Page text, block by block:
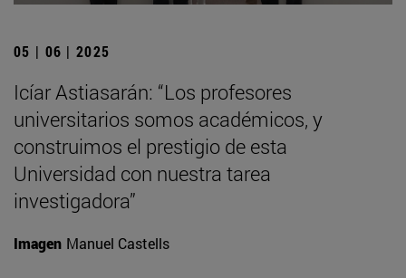
05 | 06 | 2025
Icíar Astiasarán: “Los profesores
universitarios somos académicos, y
construimos el prestigio de esta
Universidad con nuestra tarea
investigadora”
Imagen Manuel Castells